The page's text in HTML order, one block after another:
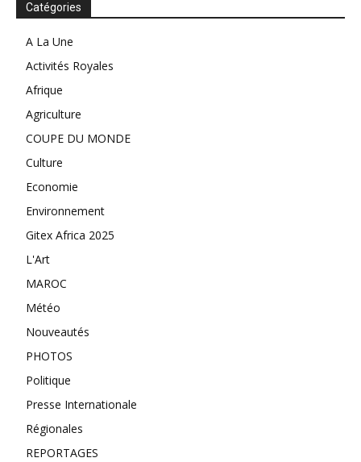
Catégories
A La Une
Activités Royales
Afrique
Agriculture
COUPE DU MONDE
Culture
Economie
Environnement
Gitex Africa 2025
L'Art
MAROC
Météo
Nouveautés
PHOTOS
Politique
Presse Internationale
Régionales
REPORTAGES